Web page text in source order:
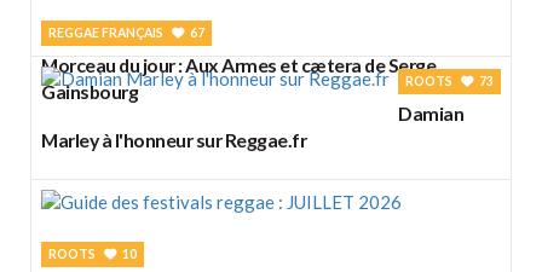
REGGAE FRANÇAIS 67
Morceau du jour : Aux Armes et cætera de Serge
Gainsbourg
ROOTS 73
Damian
Marley à l'honneur sur Reggae.fr
ROOTS 10